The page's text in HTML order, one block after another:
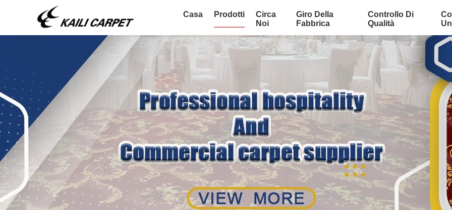
Casa Prodotti
Circa
Noi
Giro Della
Fabbrica
Controllo Di
Qualità